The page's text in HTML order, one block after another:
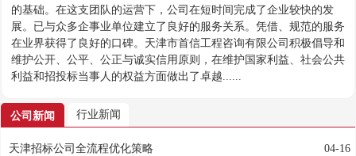
的基础。在这支团队的运营下，公司在短时间完成了企业较快的发
展。已与众多企事业单位建立了良好的服务关系。凭借、规范的服务
在业界获得了良好的口碑。天津市首信工程咨询有限公司积极倡导和
维护公开、公平、公正与诚实信用原则，在维护国家利益、社会公共
利益和招投标当事人的权益方面做出了卓越......
公司新闻 行业新闻
04-16
天津招标公司全流程优化策略